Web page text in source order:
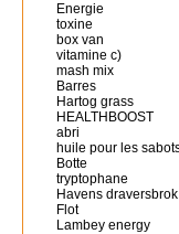
Energie
toxine
box van
vitamine c)
mash mix
Barres
Hartog grass
HEALTHBOOST
abri
huile pour les
Botte
tryptophane
Havens draversbrok
Flot
Lambey energy